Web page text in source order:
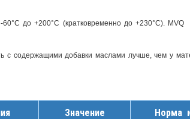
до +200°С (кратковременно до +230°С). MVQ
с содержащими добавки маслами лучше, чем у
Значение Норма